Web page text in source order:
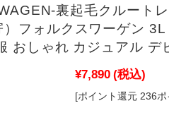
裏起毛クルート
）フォルクスワーゲン
おしゃれ カジュアル デ
¥7,890 (税込)
[ポイント還元 236